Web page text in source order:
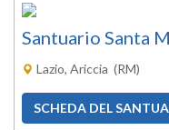
Santuario Santa
Lazio, Ariccia (RM)
SCHEDA DEL